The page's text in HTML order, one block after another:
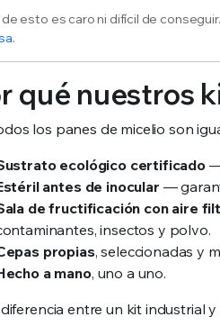
esto es caro ni difícil de
.
qué nuestros
los panes de micelio son
ecológico certificado—
antes de inocular —
de fructificación con aire
insectos y polvo.
propias, seleccionadas y
a mano, uno a uno.
diferencia entre un kit industrial